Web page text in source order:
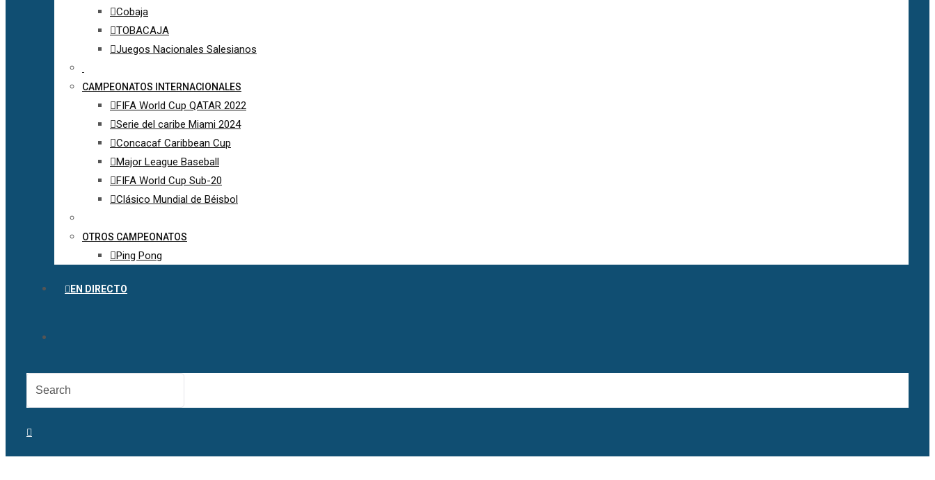
Cobaja
TOBACAJA
Juegos Nacionales Salesianos
CAMPEONATOS INTERNACIONALES
FIFA World Cup QATAR 2022
Serie del caribe Miami 2024
Concacaf Caribbean Cup
Major League Baseball
FIFA World Cup Sub-20
Clásico Mundial de Béisbol
OTROS CAMPEONATOS
Ping Pong
EN DIRECTO